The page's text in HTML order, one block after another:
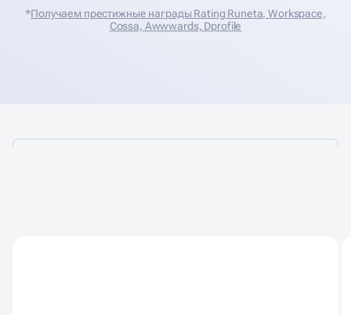
*Получаем престижные награды Rating Runeta, Workspace,
Cossa, Аwwwards, Dprofile